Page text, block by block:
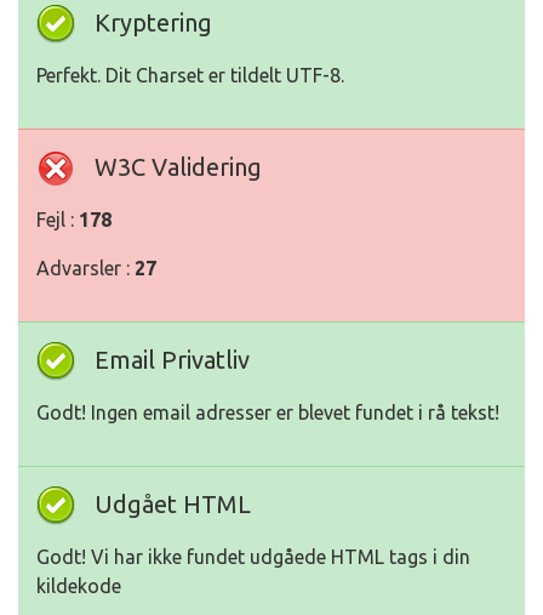
Kryptering
Perfekt. Dit Charset er tildelt UTF-8.
W3C Validering
Fejl : 178
Advarsler : 27
Email Privatliv
Godt! Ingen email adresser er blevet fundet i rå tekst!
Udgået HTML
Godt! Vi har ikke fundet udgåede HTML tags i din
kildekode